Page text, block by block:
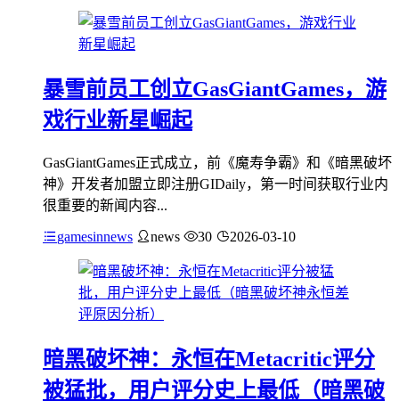
暴雪前员工创立GasGiantGames，游
戏行业新星崛起
GasGiantGames正式成立，前《魔寿争霸》和《暗黑破坏
神》开发者加盟立即注册GIDaily，第一时间获取行业内
很重要的新闻内容...
gamesinnews news 30 2026-03-10
暗黑破坏神：永恒在Metacritic评分
被猛批，用户评分史上最低（暗黑破